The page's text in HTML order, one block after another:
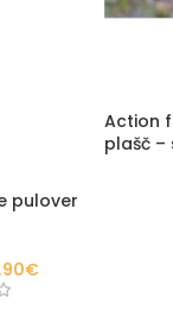
pulover
€
Action
plašč –